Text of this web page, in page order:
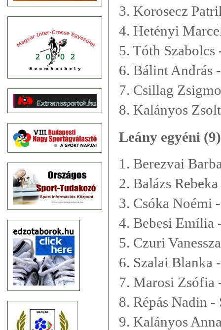
3. Korosecz
4. Hetényi
5. Tóth Szabolcs
6. Bálint András
7. Csillag
8. Kalányos
Leány egyéni (9)
1. Berezvai
2. Balázs
3. Csóka Noémi
4. Bebesi Emília
5. Czuri
6. Szalai Blanka
7. Marosi Zsófia
8. Répás Nadin -
9. Kalányos